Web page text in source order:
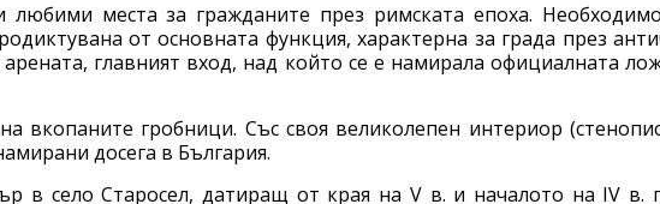
места за гражданите през римската епоха.
от основната функция, характерна за града през
главният вход, над който се е намирала официалната
вкопаните гробници. Със своя великолепен интериор
досега в България.
в село Старосел, датиращ от края на V в. и началото на ІV в.